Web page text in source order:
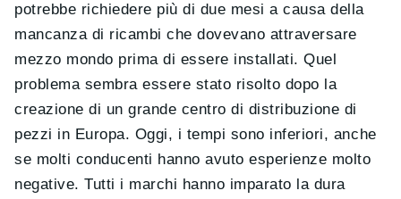
potrebbe richiedere più di due mesi a causa della
mancanza di ricambi che dovevano attraversare
mezzo mondo prima di essere installati. Quel
problema sembra essere stato risolto dopo la
creazione di un grande centro di distribuzione di
pezzi in Europa. Oggi, i tempi sono inferiori, anche
se molti conducenti hanno avuto esperienze molto
negative. Tutti i marchi hanno imparato la dura